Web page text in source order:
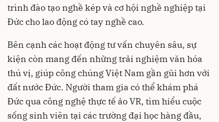
trình đào tạo nghề kép và cơ hội nghề nghiệp tại
Đức cho lao động có tay nghề cao.
Bên cạnh các hoạt động tư vấn chuyên sâu, sự
kiện còn mang đến những trải nghiệm văn hóa
thú vị, giúp công chúng Việt Nam gần gũi hơn với
đất nước Đức. Người tham gia có thể khám phá
Đức qua công nghệ thực tế ảo VR, tìm hiểu cuộc
sống sinh viên tại các trường đại học hàng đầu,